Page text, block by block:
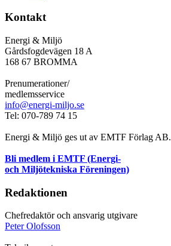
Kontakt
Energi & Miljö
Gårdsfogdevägen 18 A
168 67 BROMMA
Prenumerationer/
medlemsservice
info@energi-miljo.se
Tel: 070-789 74 15
Energi & Miljö ges ut av EMTF Förlag AB.
Bli medlem i EMTF (Energi-
och Miljötekniska Föreningen)
Redaktionen
Chefredaktör och ansvarig utgivare
Peter Olofsson